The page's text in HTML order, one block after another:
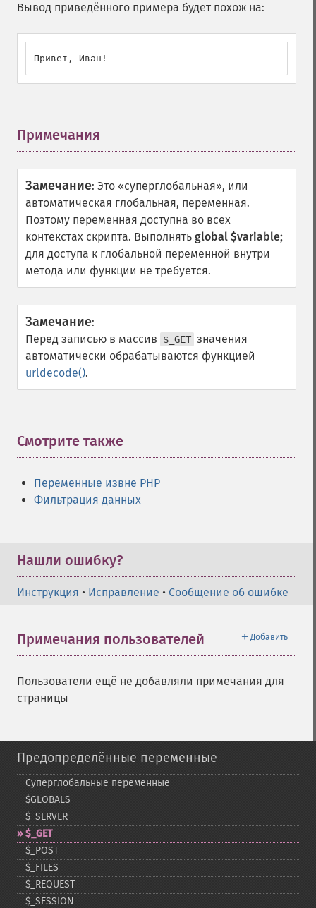
Вывод приведённого примера будет похож на:
Привет, Иван!
Примечания
Замечание: Это «суперглобальная», или
автоматическая глобальная, переменная.
Поэтому переменная доступна во всех
контекстах скрипта. Выполнять global $variable;
для доступа к глобальной переменной внутри
метода или функции не требуется.
Замечание:
Перед записью в массив
$_GET значения
автоматически обрабатываются функцией
urldecode().
Смотрите также
Переменные извне PHP
Фильтрация данных
Нашли ошибку?
Инструкция • Исправление • Сообщение об ошибке
＋ Добавить
Примечания пользователей
Пользователи ещё не добавляли примечания для
страницы
Предопределённые переменные
Суперглобальные переменные
$GLOBALS
$_​SERVER
$_​GET
$_​POST
$_​FILES
$_​REQUEST
$_​SESSION